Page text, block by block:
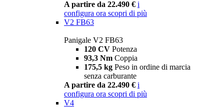
A partire da 22.490 € i
configura ora scopri di più
V2 FB63
Panigale V2 FB63
120 CV Potenza
93,3 Nm Coppia
175,5 kg Peso in ordine di marcia
senza carburante
A partire da 22.490 € i
configura ora scopri di più
V4